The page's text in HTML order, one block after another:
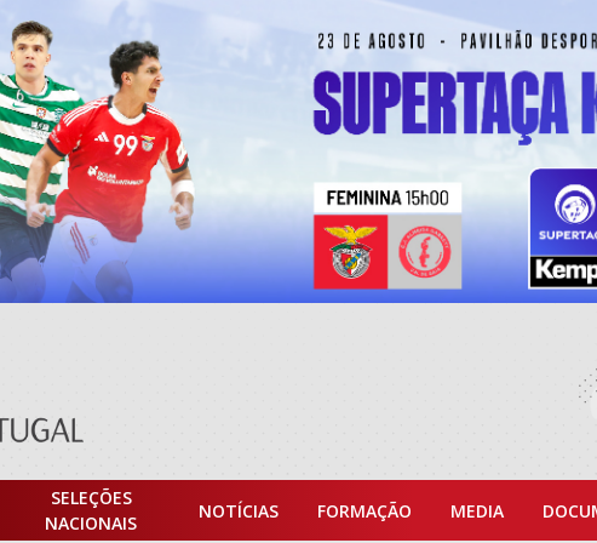
SELEÇÕES
NACIONAIS
NOTÍCIAS FORMAÇÃO MEDIA